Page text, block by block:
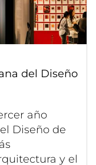
del Diseño
año
Diseño de
y el